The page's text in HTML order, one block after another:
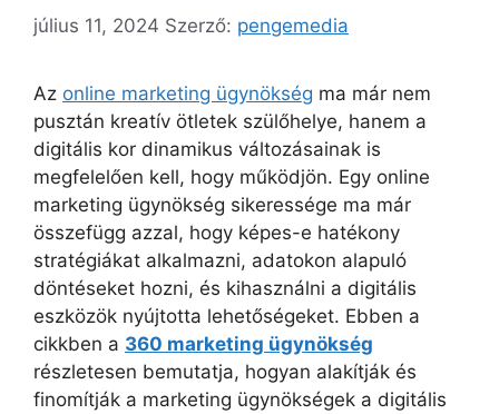
július 11, 2024 Szerző: pengemedia
Az online marketing ügynökség ma már nem
pusztán kreatív ötletek szülőhelye, hanem a
digitális kor dinamikus változásainak is
megfelelően kell, hogy működjön. Egy online
marketing ügynökség sikeressége ma már
összefügg azzal, hogy képes-e hatékony
stratégiákat alkalmazni, adatokon alapuló
döntéseket hozni, és kihasználni a digitális
eszközök nyújtotta lehetőségeket. Ebben a
cikkben a 360 marketing ügynökség
részletesen bemutatja, hogyan alakítják és
finomítják a marketing ügynökségek a digitális